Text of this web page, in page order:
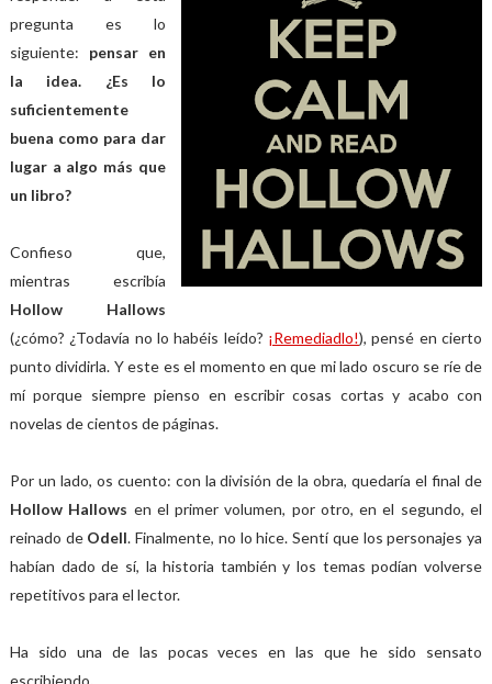
pregunta es lo
siguiente: pensar en
la idea. ¿Es lo
suficientemente
buena como para dar
lugar a algo más que
un libro?
Confieso que,
mientras escribía
Hollow Hallows
(¿cómo? ¿Todavía no lo habéis leído? ¡Remediadlo!), pensé en cierto
punto dividirla. Y este es el momento en que mi lado oscuro se ríe de
mí porque siempre pienso en escribir cosas cortas y acabo con
novelas de cientos de páginas.
Por un lado, os cuento: con la división de la obra, quedaría el final de
Hollow Hallows en el primer volumen, por otro, en el segundo, el
reinado de Odell. Finalmente, no lo hice. Sentí que los personajes ya
habían dado de sí, la historia también y los temas podían volverse
repetitivos para el lector.
Ha sido una de las pocas veces en las que he sido sensato
escribiendo.